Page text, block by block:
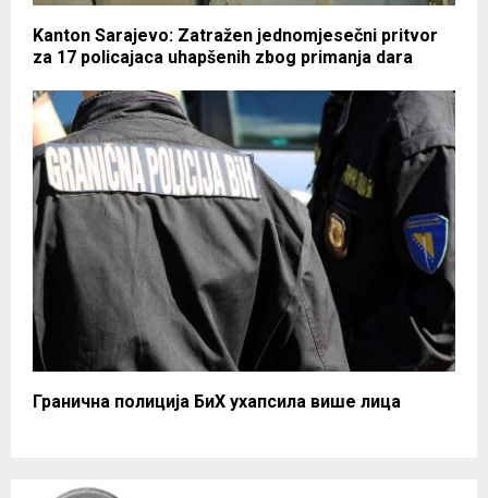
Kanton Sarajevo: Zatražen jednomjesečni pritvor
za 17 policajaca uhapšenih zbog primanja dara
Гранична полиција БиХ ухапсила више лица